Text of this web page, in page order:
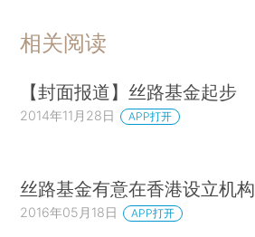
相关阅读
【封面报道】丝路基金起步
2014年11月28日 APP打开
丝路基金有意在香港设立机构
2016年05月18日 APP打开